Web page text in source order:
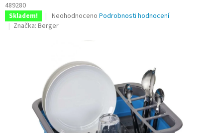
489280
Skladem!
Průměrné
hodnocení
5
hvězdiček.
Neohodnoceno Podrobnosti hodnocení
Značka: Berger